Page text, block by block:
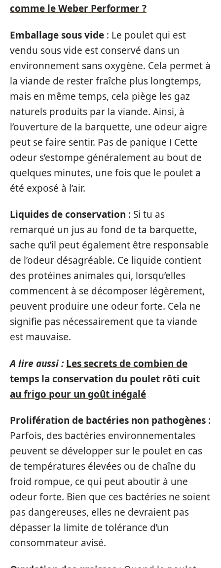
comme le Weber Performer ?
Emballage sous vide : Le poulet qui est
vendu sous vide est conservé dans un
environnement sans oxygène. Cela permet à
la viande de rester fraîche plus longtemps,
mais en même temps, cela piège les gaz
naturels produits par la viande. Ainsi, à
l’ouverture de la barquette, une odeur aigre
peut se faire sentir. Pas de panique ! Cette
odeur s’estompe généralement au bout de
quelques minutes, une fois que le poulet a
été exposé à l’air.
Liquides de conservation : Si tu as
remarqué un jus au fond de ta barquette,
sache qu’il peut également être responsable
de l’odeur désagréable. Ce liquide contient
des protéines animales qui, lorsqu’elles
commencent à se décomposer légèrement,
peuvent produire une odeur forte. Cela ne
signifie pas nécessairement que ta viande
est mauvaise.
A lire aussi : Les secrets de combien de
temps la conservation du poulet rôti cuit
au frigo pour un goût inégalé
Prolifération de bactéries non pathogènes :
Parfois, des bactéries environnementales
peuvent se développer sur le poulet en cas
de températures élevées ou de chaîne du
froid rompue, ce qui peut aboutir à une
odeur forte. Bien que ces bactéries ne soient
pas dangereuses, elles ne devraient pas
dépasser la limite de tolérance d’un
consommateur avisé.